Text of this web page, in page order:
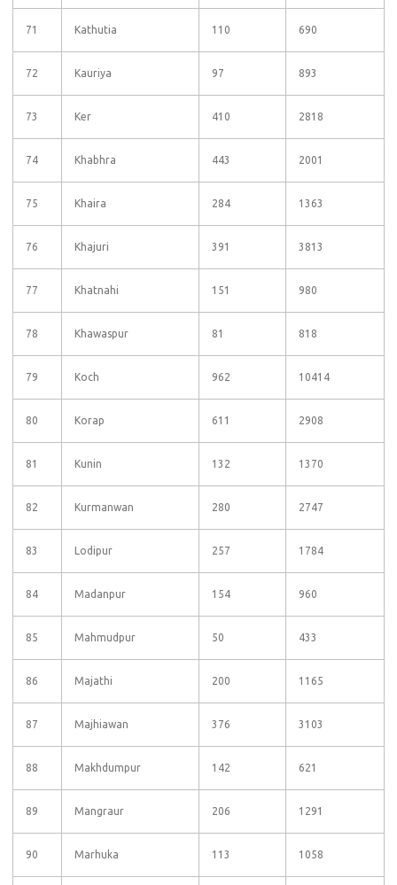
71 Kathutia 110 690
72 Kauriya 97 893
73 Ker 410 2818
74 Khabhra 443 2001
75 Khaira 284 1363
76 Khajuri 391 3813
77 Khatnahi 151 980
78 Khawaspur 81 818
79 Koch 962 10414
80 Korap 611 2908
81 Kunin 132 1370
82 Kurmanwan 280 2747
83 Lodipur 257 1784
84 Madanpur 154 960
85 Mahmudpur 50 433
86 Majathi 200 1165
87 Majhiawan 376 3103
88 Makhdumpur 142 621
89 Mangraur 206 1291
90 Marhuka 113 1058